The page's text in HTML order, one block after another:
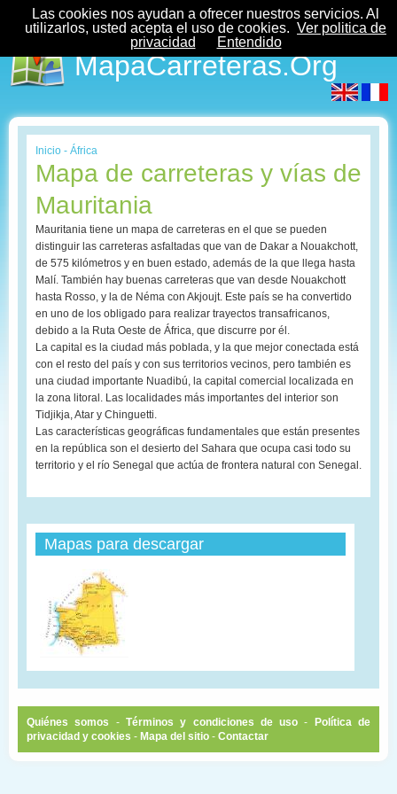
MapaCarreteras.Org
Inicio - África
Mapa de carreteras y vías de
Mauritania
Mauritania tiene un mapa de carreteras en el que se pueden
distinguir las carreteras asfaltadas que van de Dakar a Nouakchott,
de 575 kilómetros y en buen estado, además de la que llega hasta
Malí. También hay buenas carreteras que van desde Nouakchott
hasta Rosso, y la de Néma con Akjoujt. Este país se ha convertido
en uno de los obligado para realizar trayectos transafricanos,
debido a la Ruta Oeste de África, que discurre por él.
La capital es la ciudad más poblada, y la que mejor conectada está
con el resto del país y con sus territorios vecinos, pero también es
una ciudad importante Nuadibú, la capital comercial localizada en
la zona litoral. Las localidades más importantes del interior son
Tidjikja, Atar y Chinguetti.
Las características geográficas fundamentales que están presentes
en la república son el desierto del Sahara que ocupa casi todo su
territorio y el río Senegal que actúa de frontera natural con Senegal.
Mapas para descargar
Quiénes somos - Términos y condiciones de uso -
Política de
privacidad y cookies - Mapa del sitio - Contactar
Las cookies nos ayudan a ofrecer nuestros servicios. Al
utilizarlos, usted acepta el uso de cookies. Ver politica de
privacidad
Entendido